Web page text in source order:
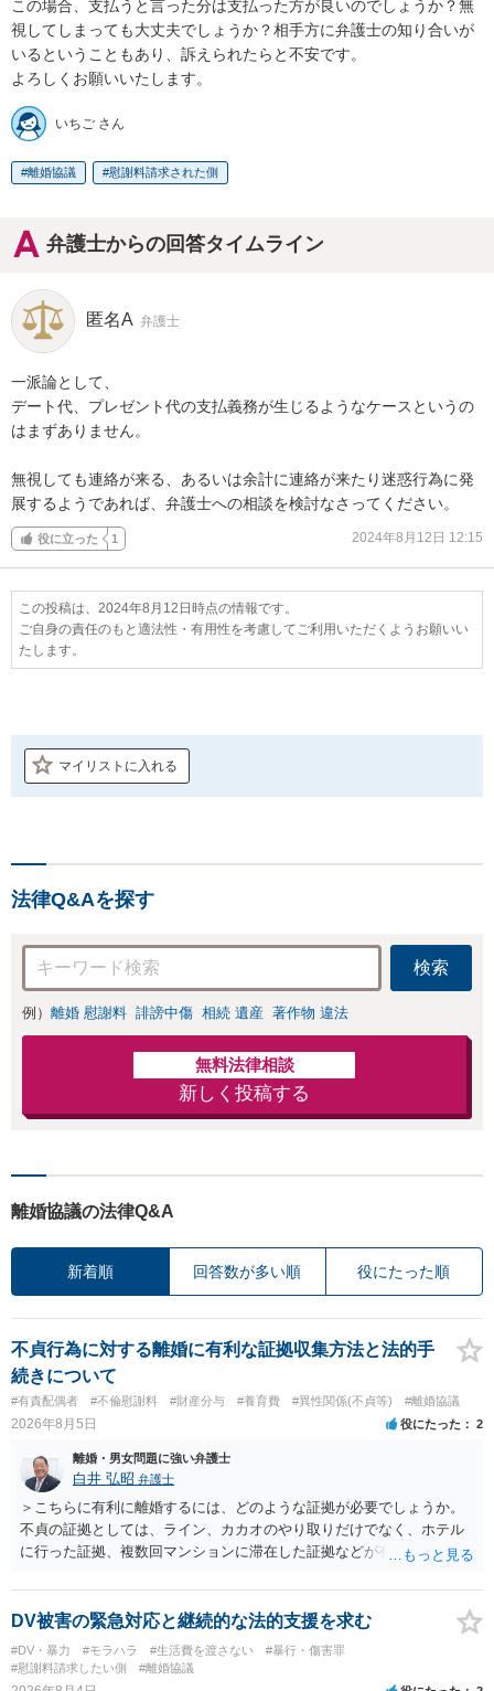
この場合、支払うと言った分は支払った方が良いのでしょうか？無
視してしまっても大丈夫でしょうか？相手方に弁護士の知り合いが
いるということもあり、訴えられたらと不安です。
よろしくお願いいたします。
いちご さん
離婚協議 慰謝料請求された側
弁護士からの回答タイムライン
匿名A 弁護士
一派論として、
デート代、プレゼント代の支払義務が生じるようなケースというの
はまずありません。
無視しても連絡が来る、あるいは余計に連絡が来たり迷惑行為に発
展するようであれば、弁護士への相談を検討なさってください。
役に立った 1 2024年8月12日 12:15
この投稿は、2024年8月12日時点の情報です。
ご自身の責任のもと適法性・有用性を考慮してご利用いただくようお願いい
たします。
マイリストに入れる
法律Q&Aを探す
検索
例） 離婚 慰謝料 誹謗中傷 相続 遺産 著作物 違法
無料法律相談
新しく投稿する
離婚協議の法律Q&A
新着順 回答数が多い順 役にたった順
不貞行為に対する離婚に有利な証拠収集方法と法的手
続きについて
#有責配偶者 #不倫慰謝料 #財産分与 #養育費 #異性関係(不貞等) #離婚協議
2026年8月5日 役にたった 2
離婚・男女問題に強い弁護士
白井 弘昭 弁護士
＞こちらに有利に離婚するには、どのような証拠が必要でしょうか。
不貞の証拠としては、ライン、カカオのやり取りだけでなく、ホテル
に行った証拠、複数回マンションに滞在した証拠などが有効です。 不
婚する、慰謝料をとるなど）ことができると思われます。 ただし、不
貞発覚後、長期間同居を続けると、不貞を許したとの評価につながる
DV被害の緊急対応と継続的な法的支援を求む
#DV・暴力 #モラハラ #生活費を渡さない
#暴行・傷害罪
#慰謝料請求したい側
#離婚協議